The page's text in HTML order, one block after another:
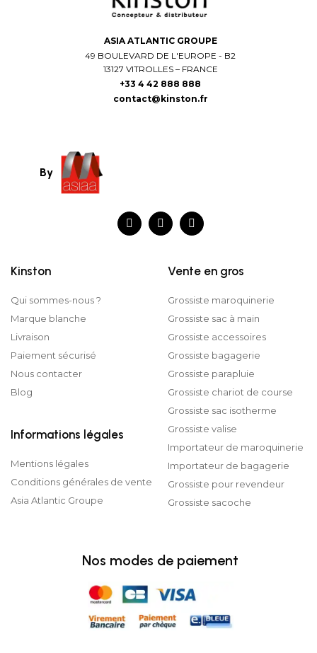
ASIA ATLANTIC GROUPE
49 BOULEVARD DE L'EUROPE - B2
13127 VITROLLES – FRANCE
+33 4 42 888 888
contact@kinston.fr
By
Kinston
Qui sommes-nous ?
Marque blanche
Livraison
Paiement sécurisé
Nous contacter
Blog
Informations légales
Mentions légales
Conditions générales de vente
Asia Atlantic Groupe
Vente en gros
Grossiste maroquinerie
Grossiste sac à main
Grossiste accessoires
Grossiste bagagerie
Grossiste parapluie
Grossiste chariot de course
Grossiste sac isotherme
Grossiste valise
Importateur de maroquinerie
Importateur de bagagerie
Grossiste pour revendeur
Grossiste sacoche
Nos modes de paiement